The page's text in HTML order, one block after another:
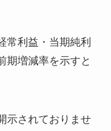
常利益・当期純利
期増減率を示すと
示されておりませ